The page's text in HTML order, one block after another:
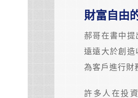
財富自由
郝哥在書中提
遠遠大於創
為客戶進行財
許多人在投